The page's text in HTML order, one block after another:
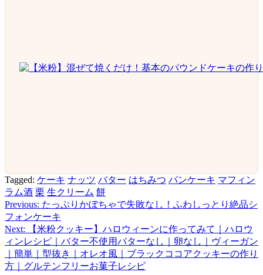
Tagged: ケーキ ナッツ バター はちみつ パンケーキ マフィン
ラム酒 栗 生クリーム 餅
投
稿
ナ
ビ
Previous: たっぷりかぼちゃで失敗なし！ふわしっとり絶品シ
フォンケーキ
Next:
【米粉クッキー】ハロウィーンに作ってみて｜ハロウ
ィンレシピ｜バター不使用バターなし｜卵なし｜ヴィーガン
｜簡単｜型抜き｜オレオ風｜ブラックココアクッキーの作り
方｜グルテンフリーお菓子レシピ